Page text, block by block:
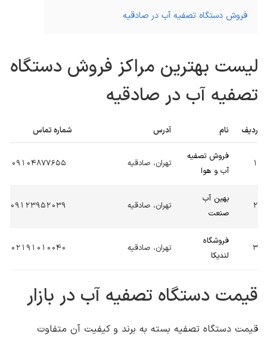
فروش دستگاه تصفیه آب در صادقیه
لیست بهترین مراکز فروش دستگاه
تصفیه آب در صادقیه
ردیف نام آدرس شماره تماس
1
فروش تصفیه
آب و هوا
تهران، صادقیه 09104877655
2
بهین آب
صنعت
تهران، صادقیه 09123952039
3
فروشگاه
لندیکا
تهران، صادقیه 02191010040
قیمت دستگاه تصفیه آب در بازار
قیمت دستگاه تصفیه بسته به برند و کیفیت آن متفاوت